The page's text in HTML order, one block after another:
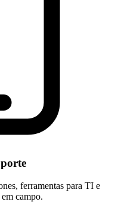
ferramentas para TI e
campo.